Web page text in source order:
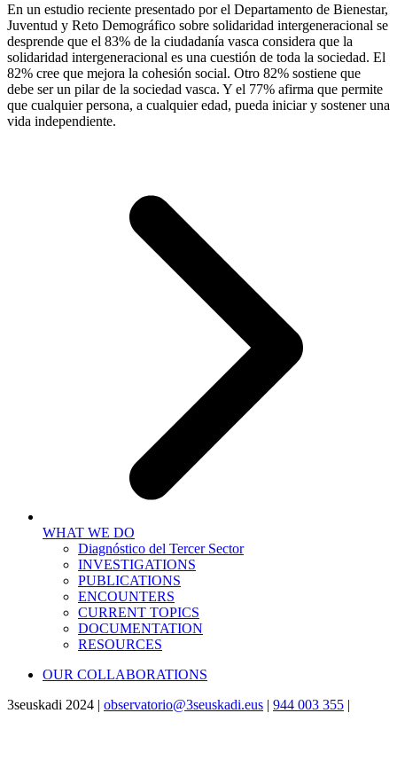
En un estudio reciente presentado por el Departamento de Bienestar,
Juventud y Reto Demográfico sobre solidaridad intergeneracional se
desprende que el 83% de la ciudadanía vasca considera que la
solidaridad intergeneracional es una cuestión de toda la sociedad. El
82% cree que mejora la cohesión social. Otro 82% sostiene que
debe ser un pilar de la sociedad vasca. Y el 77% afirma que permite
que cualquier persona, a cualquier edad, pueda iniciar y sostener una
vida independiente.
WHAT WE DO
Diagnóstico del Tercer Sector
INVESTIGATIONS
PUBLICATIONS
ENCOUNTERS
CURRENT TOPICS
DOCUMENTATION
RESOURCES
OUR COLLABORATIONS
3seuskadi 2024 | observatorio@3seuskadi.eus | 944 003 355 |